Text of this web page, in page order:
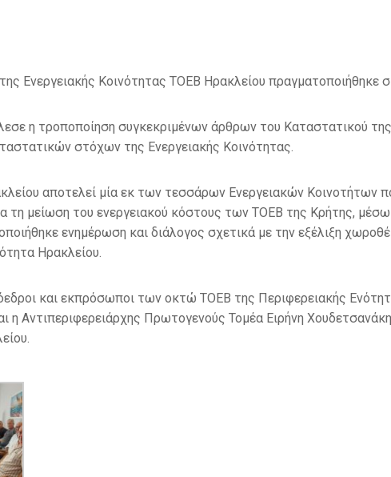
Ενεργειακής Κοινότητας ΤΟΕΒ Ηρακλείου πραγματοποιήθηκε
η τροποποίηση συγκεκριμένων άρθρων του Καταστατικού
στόχων της Ενεργειακής Κοινότητας.
αποτελεί μία εκ των τεσσάρων Ενεργειακών Κοινοτήτων
μείωση του ενεργειακού κόστους των ΤΟΕΒ της Κρήτης,
ενημέρωση και διάλογος σχετικά με την εξέλιξη
Ηρακλείου.
και εκπρόσωποι των οκτώ ΤΟΕΒ της Περιφερειακής
η Αντιπεριφερειάρχης Πρωτογενούς Τομέα Ειρήνη